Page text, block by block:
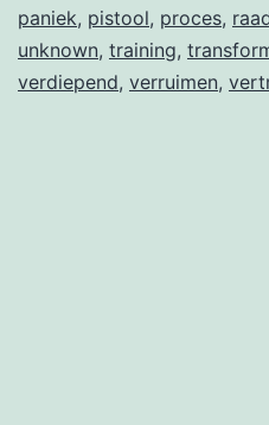
paniek, pistool, proces,
unknown, training,
verdiepend, verruimen,